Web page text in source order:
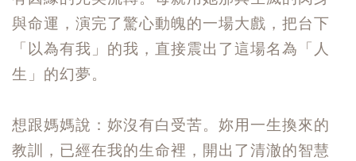
與命運，演完了驚心動魄的一場大戲，把台下
「以為有我」的我，直接震出了這場名為「人
生」的幻夢。
想跟媽媽說：妳沒有白受苦。妳用一生換來的
教訓，已經在我的生命裡，開出了清澈的智慧